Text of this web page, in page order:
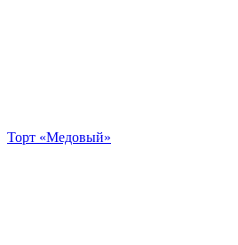
Торт «Медовый»